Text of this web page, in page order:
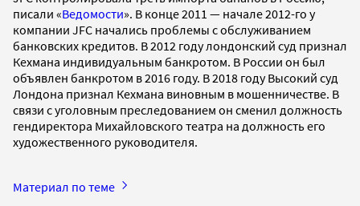
писали «Ведомости». В конце 2011 — начале 2012-го у
компании JFC начались проблемы с обслуживанием
банковских кредитов. В 2012 году лондонский суд признал
Кехмана индивидуальным банкротом. В России он был
объявлен банкротом в 2016 году. В 2018 году Высокий суд
Лондона признал Кехмана виновным в мошенничестве. В
связи с уголовным преследованием он сменил должность
гендиректора Михайловского театра на должность его
художественного руководителя.
Материал по теме